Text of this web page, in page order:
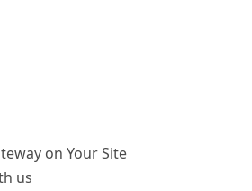
on Your Site
us